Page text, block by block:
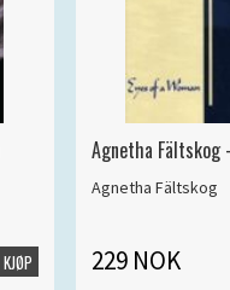
KJØP
Agnetha Fältskog
Agnetha Fältskog
229 NOK